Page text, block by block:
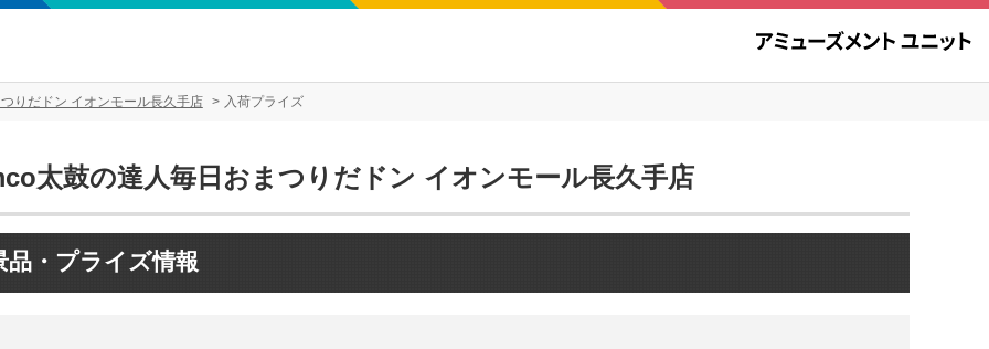
りだドン イオンモール長久手店 入荷プライズ
太鼓の達人毎日おまつりだドン イオンモール長久手店
品・プライズ情報